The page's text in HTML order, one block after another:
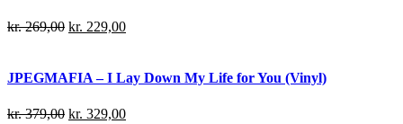
kr.269,00 kr. 229,00
JPEGMAFIA – I Lay Down My Life for You (Vinyl)
kr.379,00 kr. 329,00